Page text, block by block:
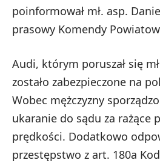
poinformował mł. asp.
prasowy Komendy
Audi, którym poruszał się
zostało zabezpieczone na
Wobec mężczyzny
ukaranie do sądu za rażące
prędkości. Dodatkowo
przestępstwo z art. 180a